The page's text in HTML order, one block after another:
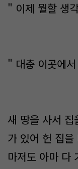
" 이제 뭘할 생
" 대충 이곳에
새 땅을 사서 집
가 있어 헌 집
마저도 아마 다